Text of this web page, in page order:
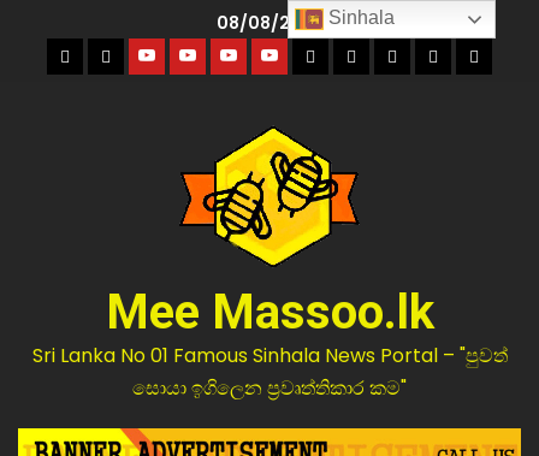
08/08/2026
Mee Massoo.lk
Sri Lanka No 01 Famous Sinhala News Portal – "පුවත්
සොයා ඉගිලෙන ප්‍රවෘත්තිකාර කම"
Sinhala